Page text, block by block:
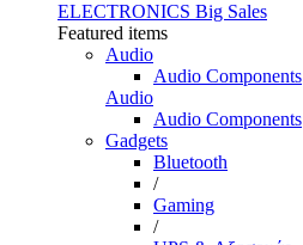
ELECTRONICS Big Sales
Featured items
Audio
Audio Components
Audio
Audio Components
Gadgets
Bluetooth
/
Gaming
/